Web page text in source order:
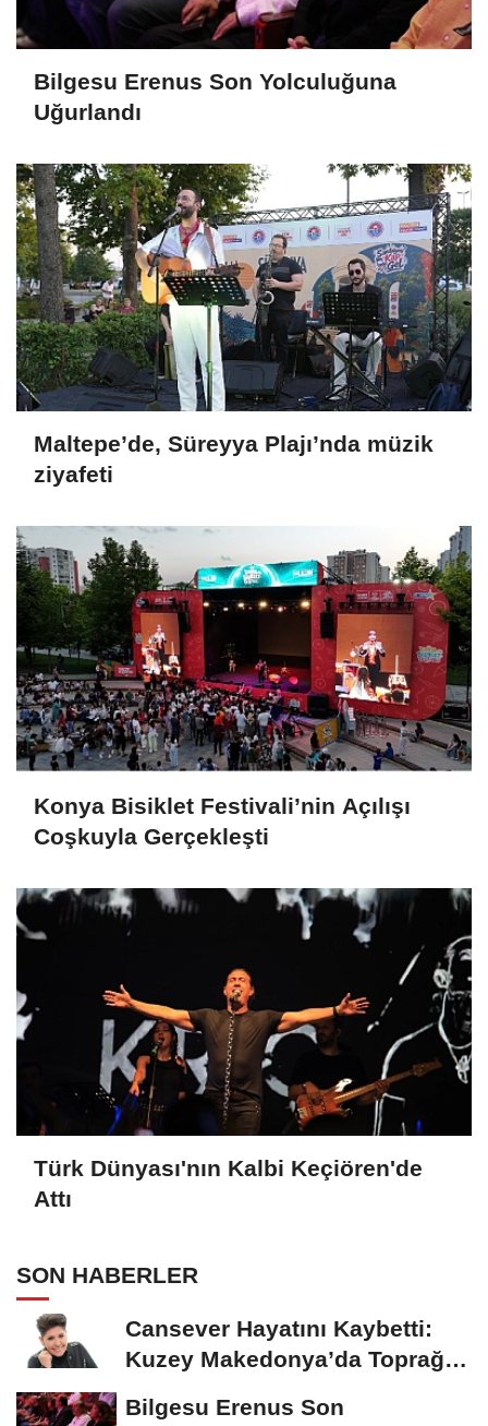
Bilgesu Erenus Son Yolculuğuna
Uğurlandı
Maltepe’de, Süreyya Plajı’nda müzik
ziyafeti
Konya Bisiklet Festivali’nin Açılışı
Coşkuyla Gerçekleşti
Türk Dünyası'nın Kalbi Keçiören'de
Attı
SON HABERLER
Cansever Hayatını Kaybetti:
Kuzey Makedonya’da Toprağa
Bilgesu Erenus Son